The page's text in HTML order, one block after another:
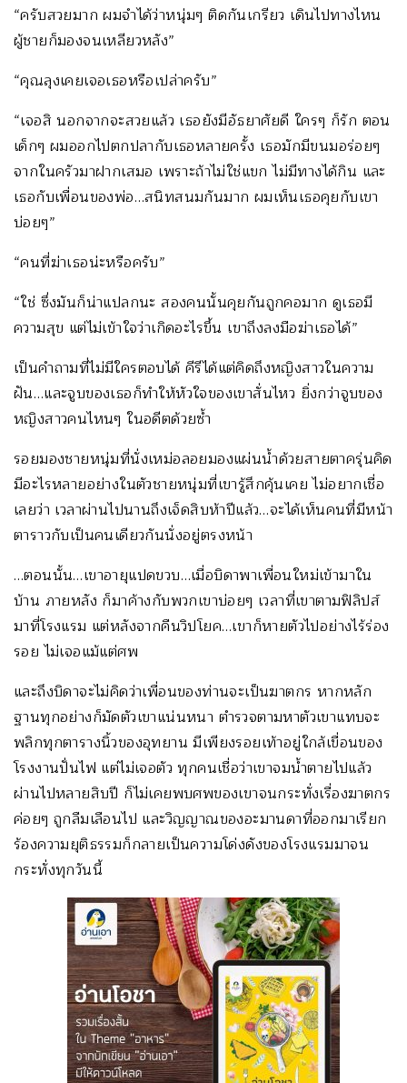
“ครับสวยมาก ผมจำได้ว่าหนุ่มๆ ติดกันเกรียว เดินไปทางไหน
ผู้ชายก็มองจนเหลียวหลัง”
“คุณลุงเคยเจอเธอหรือเปล่าครับ”
“เจอสิ นอกจากจะสวยแล้ว เธอยังมีอัธยาศัยดี ใครๆ ก็รัก ตอน
เด็กๆ ผมออกไปตกปลากับเธอหลายครั้ง เธอมักมีขนมอร่อยๆ
จากในครัวมาฝากเสมอ เพราะถ้าไม่ใช่แขก ไม่มีทางได้กิน และ
เธอกับเพื่อนของพ่อ…สนิทสนมกันมาก ผมเห็นเธอคุยกับเขา
บ่อยๆ”
“คนที่ฆ่าเธอน่ะหรือครับ”
“ใช่ ซึ่งมันก็น่าแปลกนะ สองคนนั้นคุยกันถูกคอมาก ดูเธอมี
ความสุข แต่ไม่เข้าใจว่าเกิดอะไรขึ้น เขาถึงลงมือฆ่าเธอได้”
เป็นคำถามที่ไม่มีใครตอบได้ คีรีได้แต่คิดถึงหญิงสาวในความ
ฝัน…และจูบของเธอก็ทำให้หัวใจของเขาสั่นไหว ยิ่งกว่าจูบของ
หญิงสาวคนไหนๆ ในอดีตด้วยซ้ำ
รอยมองชายหนุ่มที่นั่งเหม่อลอยมองแผ่นน้ำด้วยสายตาครุ่นคิด
มีอะไรหลายอย่างในตัวชายหนุ่มที่เขารู้สึกคุ้นเคย ไม่อยากเชื่อ
เลยว่า เวลาผ่านไปนานถึงเจ็ดสิบห้าปีแล้ว…จะได้เห็นคนที่มีหน้า
ตาราวกับเป็นคนเดียวกันนั่งอยู่ตรงหน้า
…ตอนนั้น…เขาอายุแปดขวบ…เมื่อบิดาพาเพื่อนใหม่เข้ามาใน
บ้าน ภายหลัง ก็มาค้างกับพวกเขาบ่อยๆ เวลาที่เขาตามฟิลิปส์
มาที่โรงแรม แต่หลังจากคืนวิปโยค…เขาก็หายตัวไปอย่างไร้ร่อง
รอย ไม่เจอแม้แต่ศพ
และถึงบิดาจะไม่คิดว่าเพื่อนของท่านจะเป็นฆาตกร หากหลัก
ฐานทุกอย่างก็มัดตัวเขาแน่นหนา ตำรวจตามหาตัวเขาแทบจะ
พลิกทุกตารางนิ้วของอุทยาน มีเพียงรอยเท้าอยู่ใกล้เขื่อนของ
โรงงานปั่นไฟ แต่ไม่เจอตัว ทุกคนเชื่อว่าเขาจมน้ำตายไปแล้ว
ผ่านไปหลายสิบปี ก็ไม่เคยพบศพของเขาจนกระทั่งเรื่องฆาตกร
ค่อยๆ ถูกลืมเลือนไป และวิญญาณของอะมานดาที่ออกมาเรียก
ร้องความยุติธรรมก็กลายเป็นความโด่งดังของโรงแรมมาจน
กระทั่งทุกวันนี้